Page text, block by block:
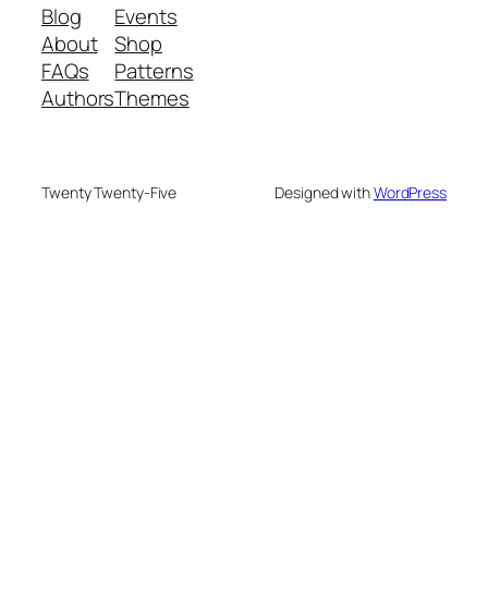
Blog
About
FAQs
Authors
Events
Shop
Patterns
Themes
Twenty Twenty-Five Designed withWordPress